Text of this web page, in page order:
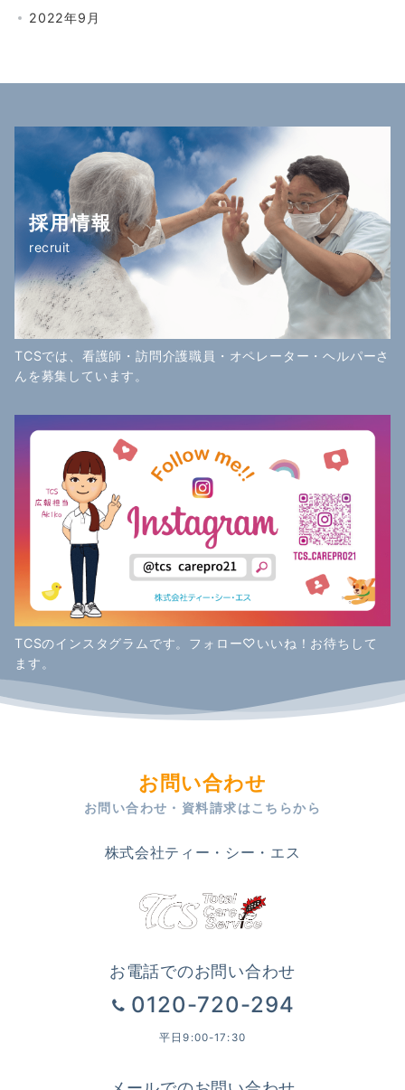
2022年9月
採用情報
recruit
TCSでは、看護師・訪問介護職員・オペレーター・ヘルパーさ
んを募集しています。
TCSのインスタグラムです。フォロー♡いいね！お待ちして
ます。
お問い合わせ
お問い合わせ・資料請求はこちらから
株式会社ティー・シー・エス
お電話でのお問い合わせ
0120-720-294
平日9:00-17:30